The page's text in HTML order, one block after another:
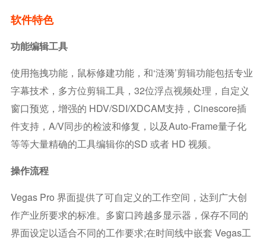
软件特色
功能编辑工具
使用拖拽功能，鼠标修建功能，和‘涟漪’剪辑功能包括专业
字幕技术，多方位剪辑工具，32位浮点视频处理，自定义
窗口预览，增强的 HDV/SDI/XDCAM支持，Cinescore插
件支持，A/V同步的检波和修复，以及auto-Frame量子化
等等大量精确的工具编辑你的SD 或者 HD 视频。
操作流程
Vegas Pro 界面提供了可自定义的工作空间，达到广大创
作产业所要求的标准。多窗口跨越多显示器，保存不同的
界面设定以适合不同的工作要求;在时间线中嵌套 Vegas工